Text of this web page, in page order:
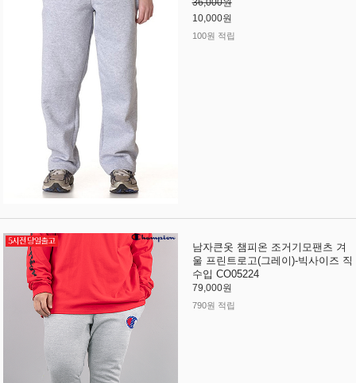
10,000원
100원 적립
남자큰옷 챔피온 조거기모팬츠 겨
울 프린트로고(그레이)-빅사이즈 직
수입 CO05224
79,000원
790원 적립